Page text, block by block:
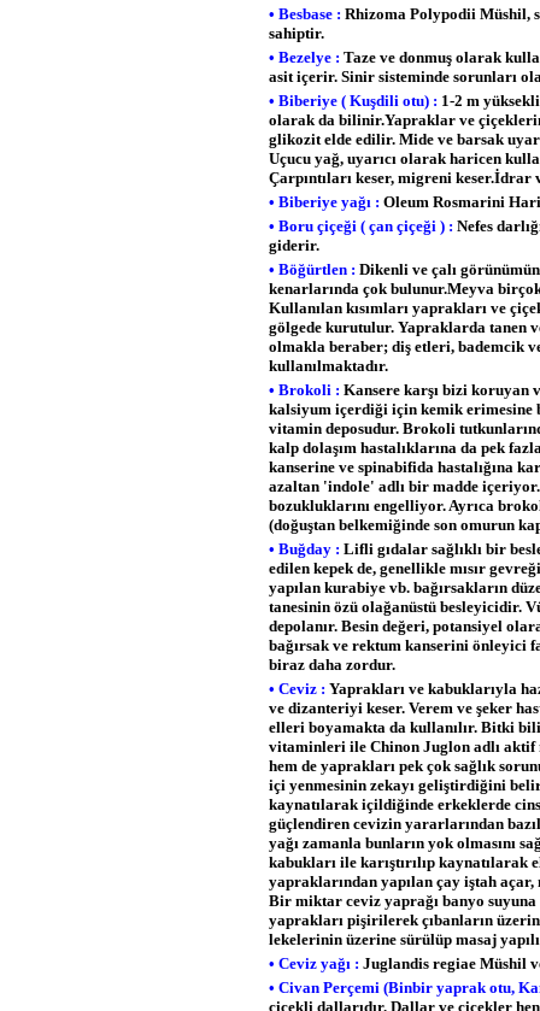
• Besbase : Rhizoma Polypodii Müshil,
sahiptir.
• Bezelye : Taze ve donmuş olarak
asit içerir. Sinir sisteminde sorunları
• Biberiye ( Kuşdili otu) : 1-2 m
olarak da bilinir.Yapraklar ve
glikozit elde edilir. Mide ve barsak
Uçucu yağ, uyarıcı olarak haricen
Çarpıntıları keser, migreni keser.İdrar
• Biberiye yağı : Oleum Rosmarini
• Boru çiçeği ( çan çiçeği ) : Nefes
giderir.
• Böğürtlen : Dikenli ve çalı
kenarlarında çok bulunur.Meyva
Kullanılan kısımları yaprakları ve
gölgede kurutulur. Yapraklarda tanen
olmakla beraber; diş etleri, bademcik
kullanılmaktadır.
• Brokoli : Kansere karşı bizi koruyan
kalsiyum içerdiği için kemik
vitamin deposudur. Brokoli
kalp dolaşım hastalıklarına da pek
kanserine ve spinabifida hastalığına
azaltan 'indole' adlı bir madde
bozukluklarını engelliyor. Ayrıca
(doğuştan belkemiğinde son omurun
• Buğday : Lifli gıdalar sağlıklı bir
edilen kepek de, genellikle mısır
yapılan kurabiye vb. bağırsakların
tanesinin özü olağanüstü besleyicidir.
depolanır. Besin değeri, potansiyel
bağırsak ve rektum kanserini önleyici
biraz daha zordur.
• Ceviz : Yaprakları ve kabuklarıyla
ve dizanteriyi keser. Verem ve şeker
elleri boyamakta da kullanılır. Bitki
vitaminleri ile Chinon Juglon adlı aktif
hem de yaprakları pek çok sağlık
içi yenmesinin zekayı geliştirdiğini
kaynatılarak içildiğinde erkeklerde
güçlendiren cevizin yararlarından
yağı zamanla bunların yok olmasını
kabukları ile karıştırılıp kaynatılarak
yapraklarından yapılan çay iştah
Bir miktar ceviz yaprağı banyo suyuna
yaprakları pişirilerek çıbanların
lekelerinin üzerine sürülüp masaj
• Ceviz yağı : Juglandis regiae Müshil
• Civan Perçemi (Binbir yaprak otu,
çiçekli dallarıdır. Dallar ve çiçekler